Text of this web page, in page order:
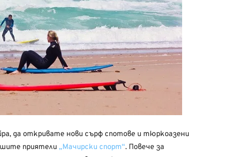
да откривате нови сърф спотове и тюркоазени
приятели „Мачирски спорт“. Повече за